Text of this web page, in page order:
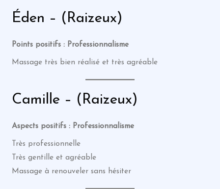
Éden – (Raizeux)
Points positifs : Professionnalisme
Massage très bien réalisé et très agréable
Camille – (Raizeux)
Aspects positifs : Professionnalisme
Très professionnelle
Très gentille et agréable
Massage à renouveler sans hésiter